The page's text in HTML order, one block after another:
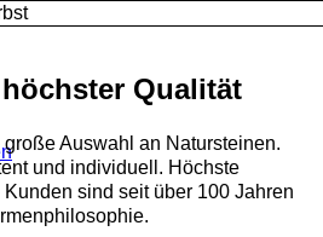
Qualität
Auswahl an Natursteinen.
und individuell. Höchste
sind seit über 100 Jahren